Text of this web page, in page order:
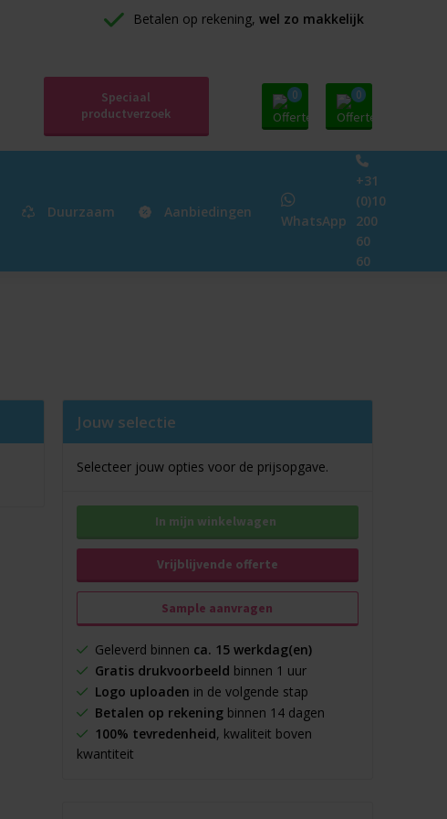
Betalen op rekening, wel zo makkelijk
Speciaal
productverzoek
0 0
Duurzaam Aanbiedingen
WhatsApp
+31
(0)10
200
60
60
Jouw selectie
Selecteer jouw opties voor de prijsopgave.
In mijn winkelwagen
Vrijblijvende offerte
Sample aanvragen
Geleverd binnen ca. 15 werkdag(en)
Gratis drukvoorbeeld binnen 1 uur
Logo uploaden in de volgende stap
Betalen op rekeningbinnen 14 dagen
100% tevredenheid, kwaliteit boven
kwantiteit